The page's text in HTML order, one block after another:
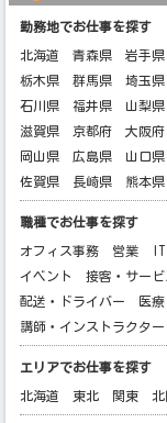
勤務地でお仕事を探す
北海道 青森県 岩手県
栃木県
群馬県 埼玉県
石川県
福井県 山梨県
滋賀県
京都府 大阪府
岡山県
広島県 山口県
佐賀県
長崎県 熊本県
職種でお仕事を探す
オフィス事務 営業
イベント
接客・サービ
配送・ドライバー
医
講師・インストラクター
エリアでお仕事を探す
北海道 東北 関東